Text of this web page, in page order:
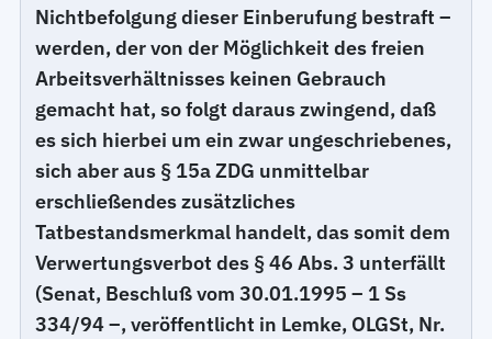
Nichtbefolgung dieser Einberufung bestraft –
werden, der von der Möglichkeit des freien
Arbeitsverhältnisses keinen Gebrauch
gemacht hat, so folgt daraus zwingend, daß
es sich hierbei um ein zwar ungeschriebenes,
sich aber aus § 15a ZDG unmittelbar
erschließendes zusätzliches
Tatbestandsmerkmal handelt, das somit dem
Verwertungsverbot des § 46 Abs. 3 unterfällt
(Senat, Beschluß vom 30.01.1995 – 1 Ss
334/94 –, veröffentlicht in Lemke, OLGSt, Nr.